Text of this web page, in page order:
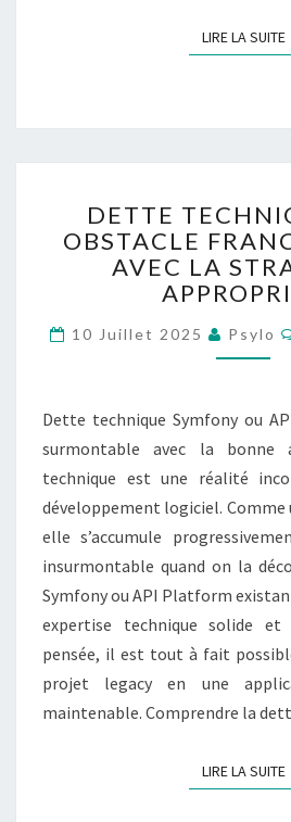
O
P
U
R
E
E
L
A
C
LIRE LA SUITE
E
T
T
E
E
C
I
Q
U
E
N
O
B
S
A
C
E
F
DETTE
OBSTACLE
AVEC LA
10 Juillet 2025 Psylo
Dette technique Symfony ou
surmontable avec la bonne
technique est une réalité
développement logiciel.
elle s’accumule
insurmontable quand on la
Symfony ou API Platform
expertise technique solide
pensée, il est tout à fait
projet legacy en une
maintenable. Comprendre la
LIRE LA SUITE